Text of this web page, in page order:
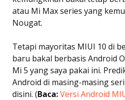
atau Mi Max series yang
Nougat.
Tetapi mayoritas MIUI 10 di
baru bakal berbasis Android
Mi 5 yang saya pakai ini.
Android di masing-masing
disini. (Baca:Versi Android